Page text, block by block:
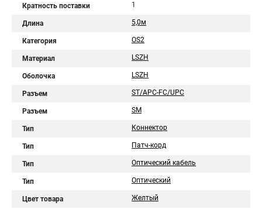
Кратность поставки 1
Длина 5,0м
Категория OS2
Материал LSZH
Оболочка LSZH
Разъем ST/APC-FC/UPC
Разъем SM
Тип Коннектор
Тип Патч-корд
Тип Оптический кабель
Тип Оптический
Цвет товара Желтый